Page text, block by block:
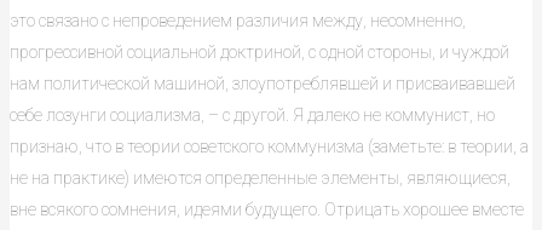
это связано с непроведением различия между, несомненно,
прогрессивной социальной доктриной, с одной стороны, и чуждой
нам политической машиной, злоупотреблявшей и присваивавшей
себе лозунги социализма, – с другой. Я далеко не коммунист, но
признаю, что в теории советского коммунизма (заметьте: в теории, а
не на практике) имеются определенные элементы, являющиеся,
вне всякого сомнения, идеями будущего. Отрицать хорошее вместе